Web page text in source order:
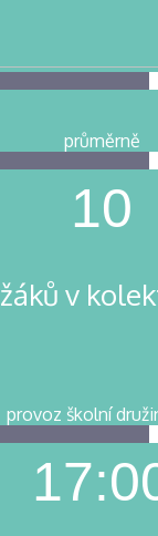
průměrně
10
žáků v
provoz školní